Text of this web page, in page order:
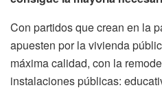
Con partidos que crean en la
apuesten por la vivienda
máxima calidad, con la
instalaciones públicas: